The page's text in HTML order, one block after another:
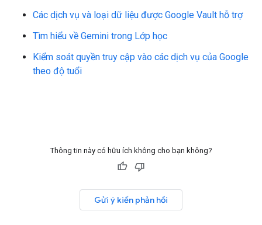
Các dịch vụ và loại dữ liệu được Google Vault hỗ trợ
Tìm hiểu về Gemini trong Lớp học
Kiểm soát quyền truy cập vào các dịch vụ của Google
theo độ tuổi
Thông tin này có hữu ích không cho bạn không?
Gửi ý kiến phản hồi